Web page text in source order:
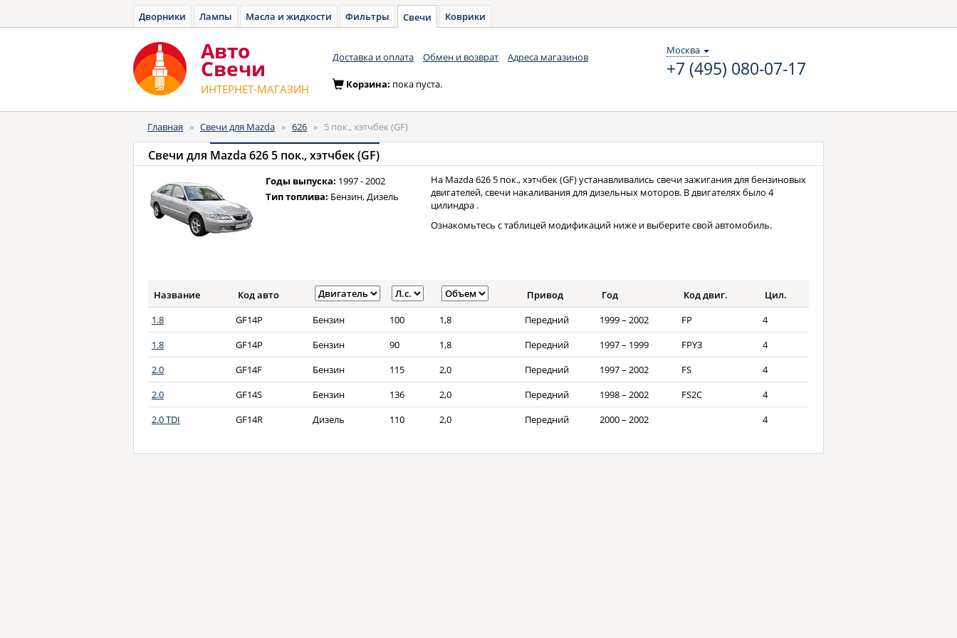
Дворники Лампы Масла и жидкости Фильтры Свечи Коврики
Авто
Cвечи
ИНТЕРНЕТ-МАГАЗИН
Доставка и оплата Обмен и возврат Адреса магазинов
Москва
+7 (495) 080-07-17
Корзина: пока пуста.
Главная » Свечи для Mazda » 626 » 5 пок., хэтчбек (GF)
Свечи для Mazda 626 5 пок., хэтчбек (GF)
Годы выпуска: 1997 - 2002
Тип топлива: Бензин, Дизель
На Mazda 626 5 пок., хэтчбек (GF) устанавливались свечи зажигания для бензиновых
двигателей, свечи накаливания для дизельных моторов. В двигателях было 4
цилиндра .
Ознакомьтесь с таблицей модификаций ниже и выберите свой автомобиль.
Название Код авто Привод Год Код двиг.
Цил.
1.8
GF14P Бензин 100 1,8 Передний 1999 – 2002 FP
4
1.8
GF14P Бензин 90 1,8 Передний 1997 – 1999 FPY3
4
2.0
GF14F Бензин 115 2,0 Передний 1997 – 2002 FS
4
2.0
GF14S Бензин 136 2,0 Передний 1998 – 2002 FS2C
4
2.0 TDI
GF14R Дизель 110 2,0 Передний 2000 – 2002 4